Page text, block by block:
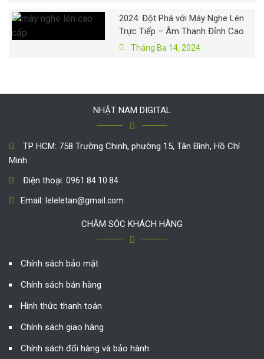
2024: Đột Phá với Máy Nghe Lén
Trực Tiếp – Âm Thanh Đỉnh Cao
Tháng Ba 14, 2024
NHẬT NAM DIGITAL
TP HCM: 758 Trường Chinh, phường 15, Tân Bình, Hồ Chí
Minh
Điện thoại: 0961 84 10 84
Email: leleletan@gmail.com
CHĂM SÓC KHÁCH HÀNG
Chính sách bảo mật
Chính sách bán hàng
Hình thức thanh toán
Chính sách giao hàng
Chính sách đổi hàng và bảo hành